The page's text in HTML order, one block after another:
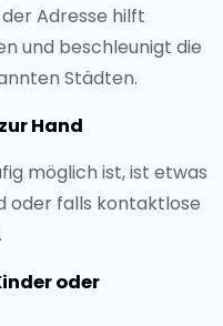
Adresse hilft
und beschleunigt die
Städten.
Hand
möglich ist, ist etwas
oder falls kontaktlose
oder